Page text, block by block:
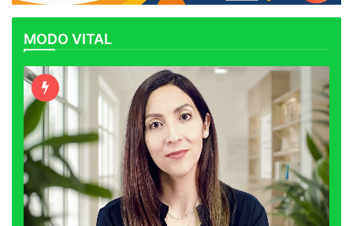
MODO VITAL